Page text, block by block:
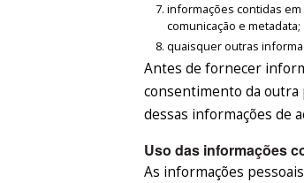
informações contidas
comunicação e metadata;
quaisquer outras
Antes de fornecer
consentimento da outra
dessas informações de
Uso das informações
As informações